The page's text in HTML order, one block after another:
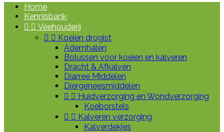
Home
Kennisbank
  Veehouderij
  Koeien drogist
Ademhalen
Bolussen voor koeien en kalveren
Dracht & Afkalven
Diarree Middelen
Diergeneesmiddelen
  Huidverzorging en Wondverzorging
Koeborstels
  Kalveren verzorging
Kalverdekjes